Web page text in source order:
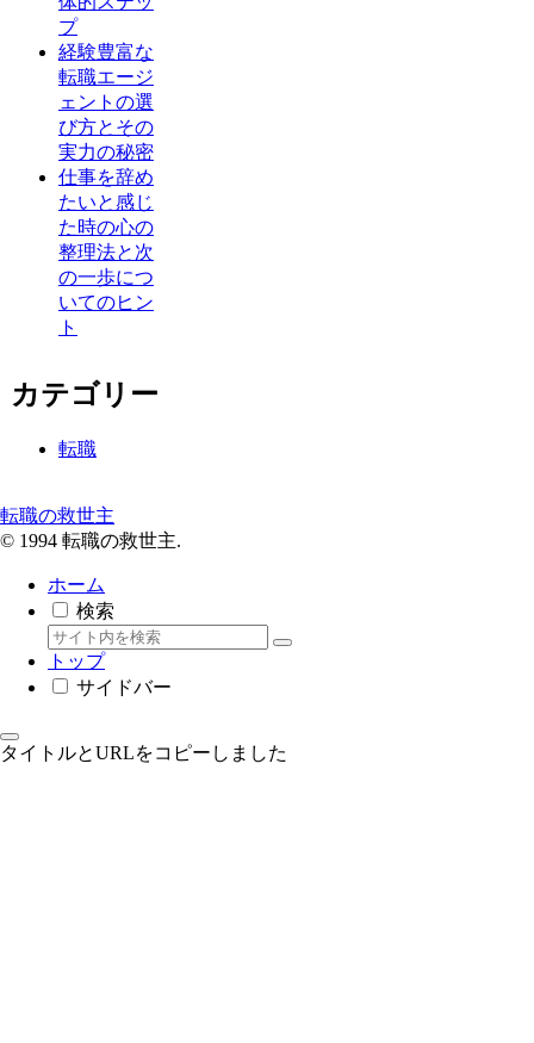
プ
経験豊富な
転職エージ
ェントの選
び方とその
実力の秘密
仕事を辞め
たいと感じ
た時の心の
整理法と次
の一歩につ
いてのヒン
ト
カテゴリー
転職
転職の救世主
© 1994 転職の救世主.
ホーム
検索
トップ
サイドバー
タイトルとURLをコピーしました